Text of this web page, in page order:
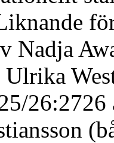
Nadja